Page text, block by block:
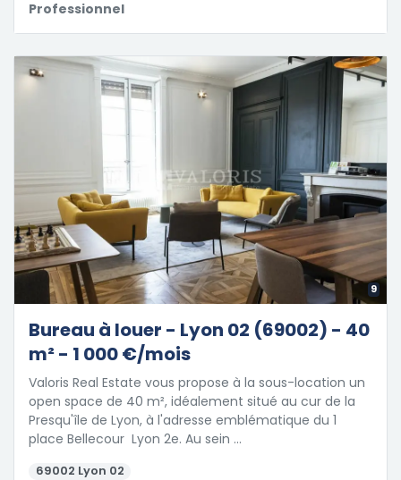
Professionnel
9
Bureau à louer - Lyon 02 (69002) - 40
m² - 1 000 €/mois
Valoris Real Estate vous propose à la sous-location un
open space de 40 m², idéalement situé au cur de la
Presqu'île de Lyon, à l'adresse emblématique du 1
place Bellecour  Lyon 2e. Au sein …
69002 Lyon 02